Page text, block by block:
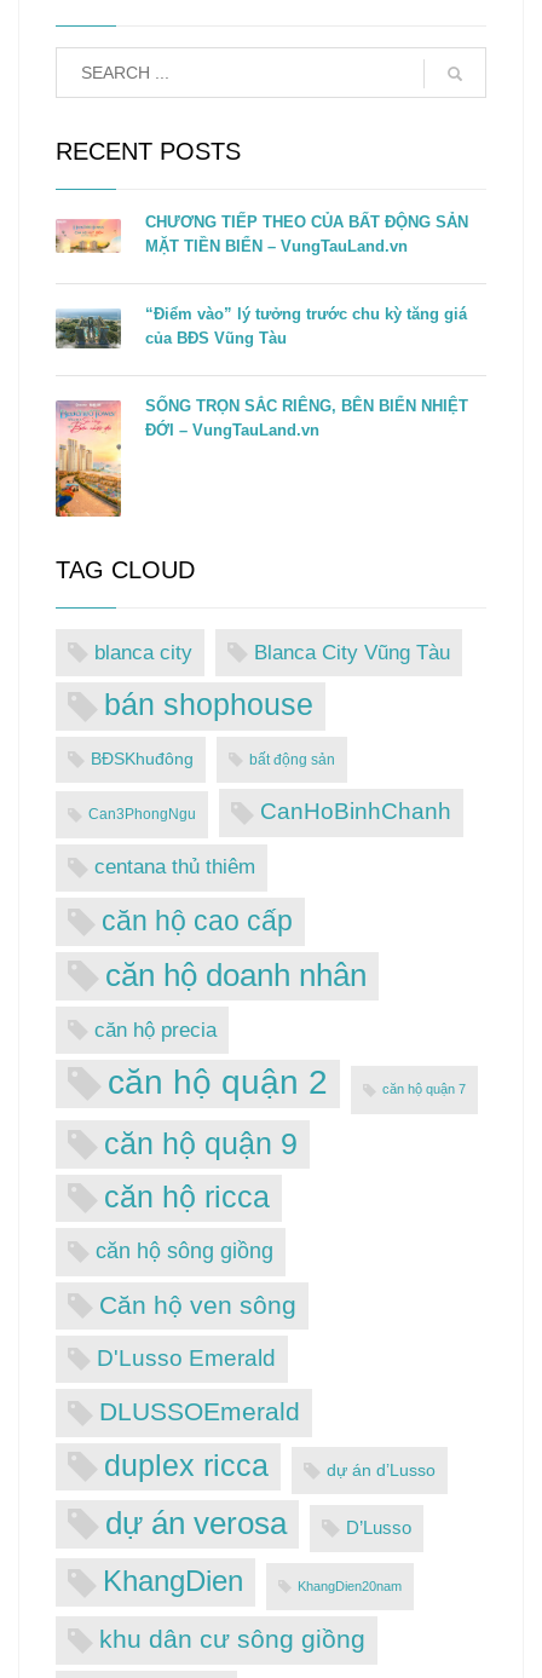
RECENT POSTS
CHƯƠNG TIẾP THEO CỦA BẤT ĐỘNG SẢN
MẶT TIỀN BIỂN – VungTauLand.vn
“Điểm vào” lý tưởng trước chu kỳ tăng giá
của BĐS Vũng Tàu
SỐNG TRỌN SẮC RIÊNG, BÊN BIỂN NHIỆT
ĐỚI – VungTauLand.vn
TAG CLOUD
blanca city Blanca City Vũng Tàu
bán shophouse
BĐSKhuđông bất động sản
Can3PhongNgu CanHoBinhChanh
centana thủ thiêm
căn hộ cao cấp
căn hộ doanh nhân
căn hộ precia
căn hộ quận 2 căn hộ quận 7
căn hộ quận 9
căn hộ ricca
căn hộ sông giồng
Căn hộ ven sông
D'Lusso Emerald
DLUSSOEmerald
duplex ricca dự án d’Lusso
dự án verosa D’Lusso
KhangDien KhangDien20nam
khu dân cư sông giồng